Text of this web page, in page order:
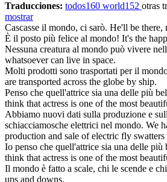
Traducciones: todos160 world152 otras
mostrar
Cascasse il mondo, ci sarò. He'll be there,
È il posto più felice al mondo! It's the
Nessuna creatura al mondo può vivere
whatsoever can live in space.
Molti prodotti sono trasportati per il
are transported across the globe by ship.
Penso che quell'attrice sia una delle più
think that actress is one of the most
Abbiamo nuovi dati sulla produzione e
schiacciamosche elettrici nel mondo. We
production and sale of electric fly
Io penso che quell'attrice sia una delle più
think that actress is one of the most
Il mondo è fatto a scale, chi le scende e
ups and downs.